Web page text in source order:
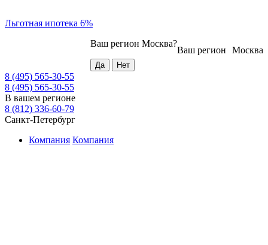
Льготная ипотека 6%
Москва
Ваш регион
Ваш регион Москва?
8 (495) 565-30-55
8 (495) 565-30-55
В вашем регионе
8 (812) 336-60-79
Санкт-Петербург
Компания Компания